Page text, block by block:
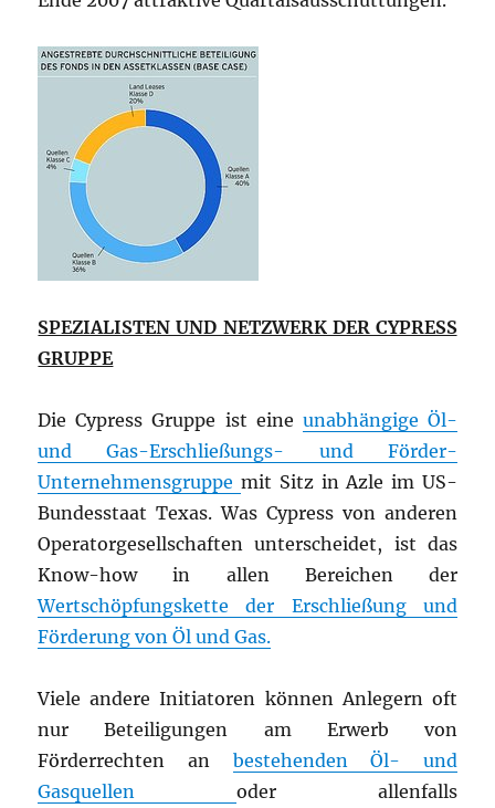
SPEZIALISTEN UND NETZWERK DER CYPRESS
GRUPPE
Die Cypress Gruppe ist eine unabhängige Öl-
und Gas-Erschließungs- und Förder-
Unternehmensgruppemit Sitz in Azle im US-
Bundesstaat Texas. Was Cypress von anderen
Operatorgesellschaften unterscheidet, ist das
Know-how in allen Bereichen der
Wertschöpfungskette der Erschließung und
Förderung von Öl und Gas.
Viele andere Initiatoren können Anlegern oft
nur Beteiligungen am Erwerb von
Förderrechten an bestehenden Öl- und
Gasquellen oder allenfalls